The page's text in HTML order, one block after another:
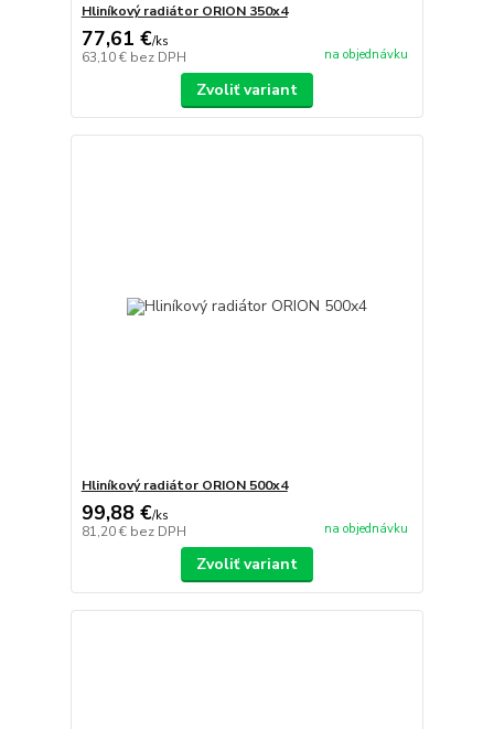
Hliníkový radiátor ORION 350x4
77,61 €/ks
63,10 € bez DPH na objednávku
Zvoliť variant
Hliníkový radiátor ORION 500x4
99,88 €/ks
81,20 € bez DPH na objednávku
Zvoliť variant